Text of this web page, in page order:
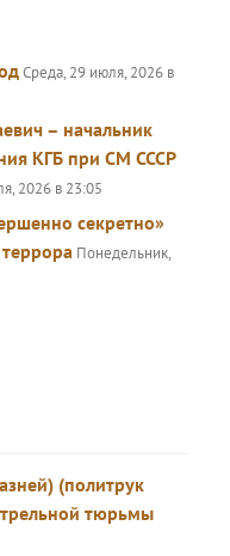
Среда, 29 июля, 2026 в
– начальник
КГБ при СМ СССР
2026 в 23:05
секретно»
Понедельник,
(политрук
тюрьмы